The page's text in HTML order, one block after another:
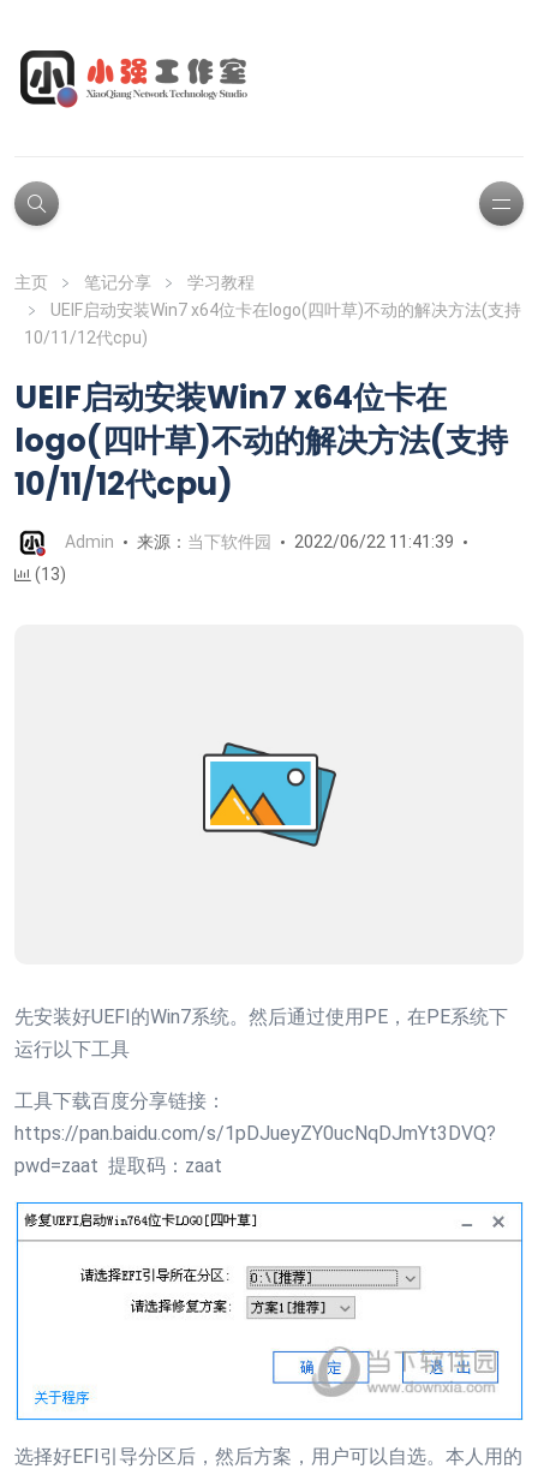
主页 笔记分享
学习教程
UEIF启动安装Win7 x64位卡在logo(四叶草)不动的解决方法(支持
10/11/12代cpu)
UEIF启动安装Win7 x64位卡在
logo(四叶草)不动的解决方法(支持
10/11/12代cpu)
Admin 来源： 当下软件园
2022/06/22 11:41:39
(13)
先安装好UEFI的Win7系统。然后通过使用PE，在PE系统下
运行以下工具
工具下载百度分享链接：
https://pan.baidu.com/s/1pDJueyZY0ucNqDJmYt3DVQ?
pwd=zaat 提取码：zaat
选择好EFI引导分区后，然后方案，用户可以自选。本人用的